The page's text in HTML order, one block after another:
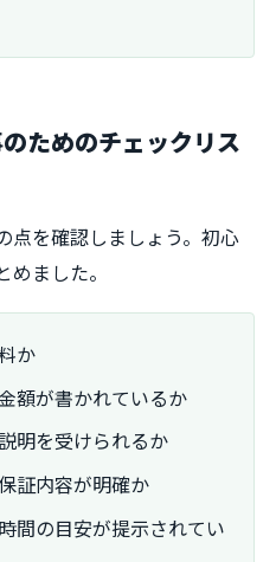
ためのチェックリス
点を確認しましょう。初心
ました。
か
額が書かれているか
明を受けられるか
証内容が明確か
間の目安が提示されてい